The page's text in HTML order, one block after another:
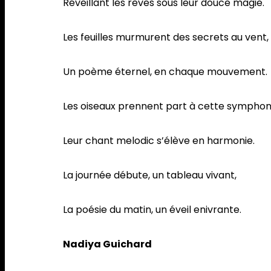
Les feuilles murmurent des secrets au vent,
Un poème éternel, en chaque mouvement.
Les oiseaux prennent part à cette
Leur chant melodic s’élève en harmonie.
La journée débute, un tableau vivant,
La poésie du matin, un éveil enivrante.
Nadiya Guichard